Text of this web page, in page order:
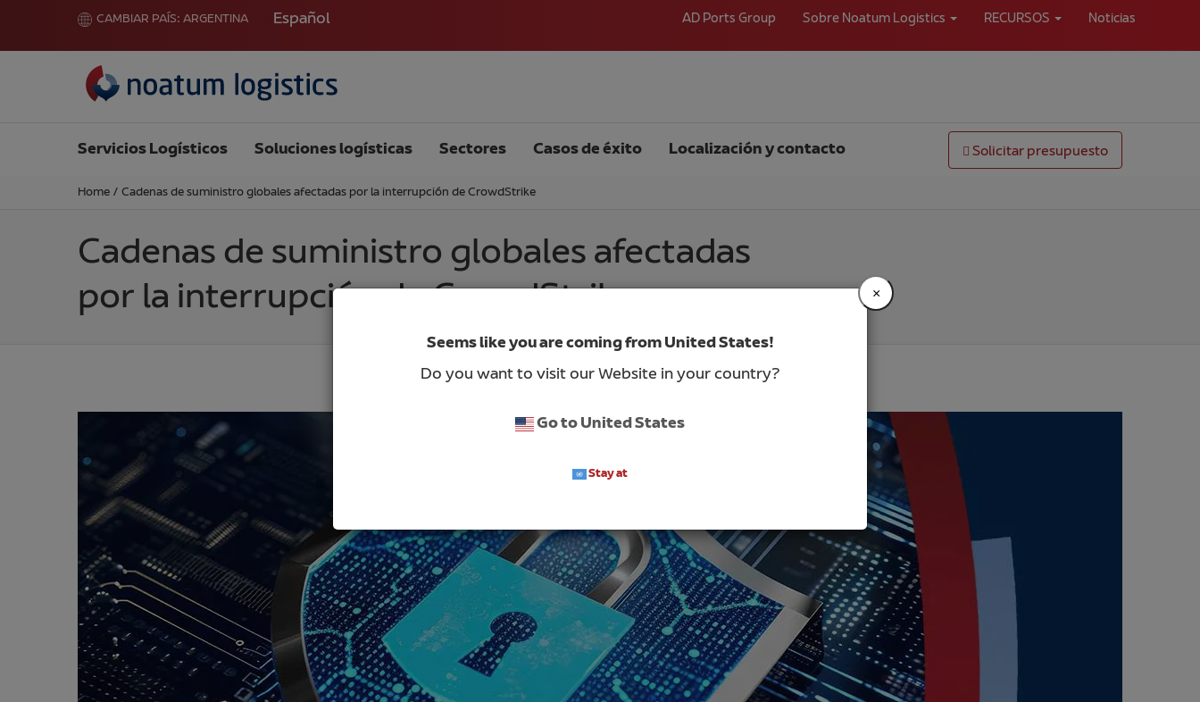
CAMBIAR PAÍS: ARGENTINA Español AD Ports Group Sobre Noatum Logistics RECURSOS Noticias
Servicios Logísticos Soluciones logísticas Sectores Casos de éxito Localización y contacto Solicitar presupuesto
Home / Cadenas de suministro globales afectadas por la interrupción de CrowdStrike
Cadenas de suministro globales afectadas
por la interrupción de CrowdStrike
Seems like you are coming from United States!
Do you want to visit our Website in your country?
Go to United States
Stay at
×